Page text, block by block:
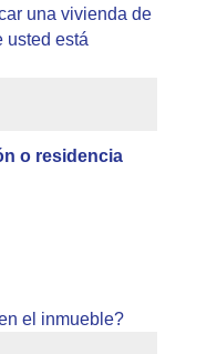
una vivienda de
usted está
o residencia
el inmueble?